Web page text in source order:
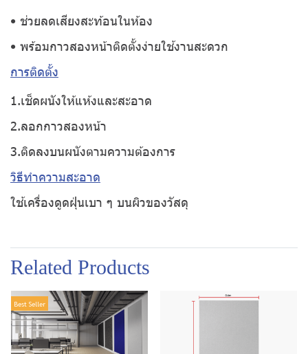
• ช่วยลดเสียงสะท้อนในห้อง
• พร้อมกาวสองหน้าติดตั้งง่ายใช้งานสะดวก
การติดตั้ง
1.เช็ดผนังให้แห้งและสะอาด
2.ลอกกาวสองหน้า
3.ติดลงบนผนังตามความต้องการ
วิธีทำความสะอาด
ใช้เครื่องดูดฝุ่นเบา ๆ บนผิวของวัสดุ
Related Products
Best Seller